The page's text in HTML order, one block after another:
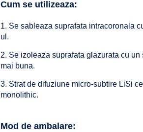
Cum se utilizeaza:
Se sableaza suprafata intracoronala
ul.
Se izoleaza suprafata glazurata cu
mai buna.
Strat de difuziune micro-subtire LiSi
monolithic.
Mod de ambalare: